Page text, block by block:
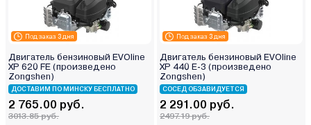
Под заказ 3 дня
Двигатель бензиновый EVOline
XP 620 FE (произведено
Zongshen)
ДОСТАВИМ ПО МИНСКУ БЕСПЛАТНО
2 765.00 руб.
3013.85 руб.
Под заказ 3 дня
Двигатель бензиновый EVOline
XP 440 E-3 (произведено
Zongshen)
СОСЕД ОБЗАВИДУЕТСЯ
2 291.00 руб.
2497.19 руб.